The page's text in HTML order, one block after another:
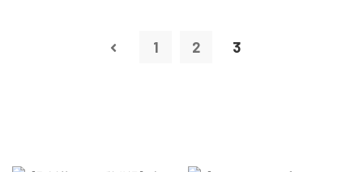
1 2 3